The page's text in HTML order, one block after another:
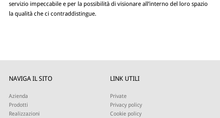
servizio impeccabile e per la possibilità di visionare all’interno del loro spazio
la qualità che ci contraddistingue.
NAVIGA IL SITO
Azienda
Prodotti
Realizzazioni
LINK UTILI
Private
Privacy policy
Cookie policy